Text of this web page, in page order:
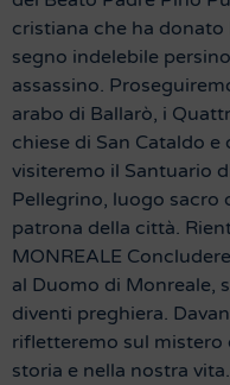
cristiana che ha
segno indelebile
assassino.
arabo di Ballarò, i
chiese di San Cataldo
visiteremo il Santuario
Pellegrino, luogo sacro
patrona della città.
MONREALE
al Duomo di Monreale,
diventi preghiera.
rifletteremo sul mistero
storia e nella nostra